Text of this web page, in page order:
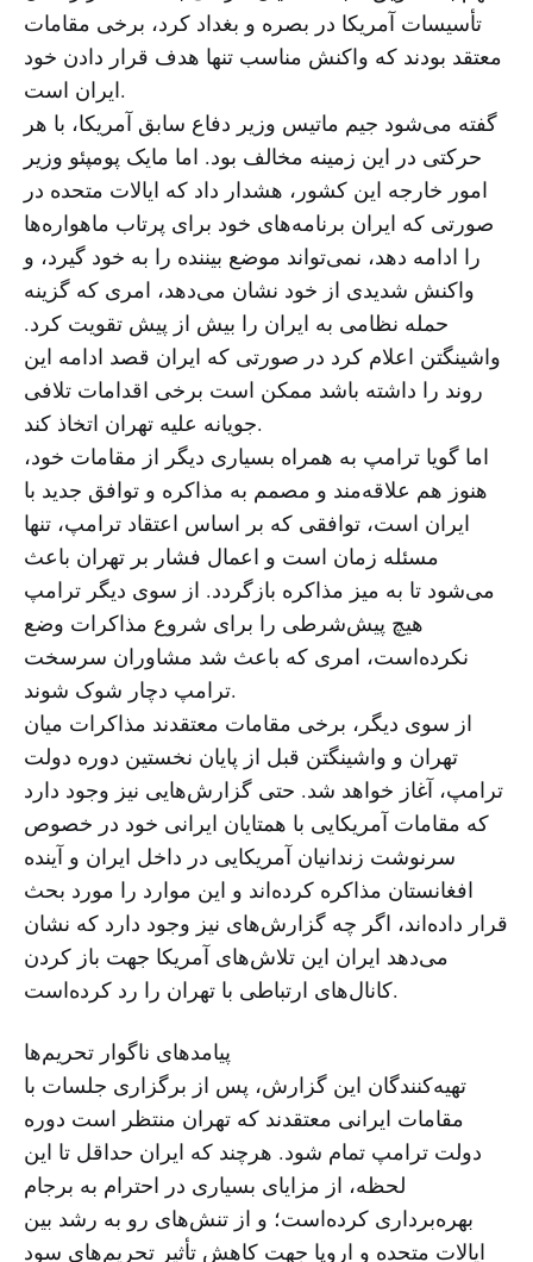
تأسیسات آمریکا در بصره و بغداد کرد، برخی مقامات
معتقد بودند که واکنش مناسب تنها هدف قرار دادن خود
ایران است.
گفته می‌شود جیم ماتیس وزیر دفاع سابق آمریکا، با هر
حرکتی در این زمینه مخالف بود. اما مایک پومپئو وزیر
امور خارجه این کشور، هشدار داد که ایالات متحده در
صورتی که ایران برنامه‌های خود برای پرتاب ماهواره‌ها
را ادامه دهد، نمی‌تواند موضع بیننده را به خود گیرد، و
واکنش شدیدی از خود نشان می‌دهد، امری که گزینه
حمله نظامی به ایران را بیش از پیش تقویت کرد.
واشینگتن اعلام کرد در صورتی که ایران قصد ادامه این
روند را داشته باشد ممکن است برخی اقدامات تلافی
جویانه علیه تهران اتخاذ کند.
اما گویا ترامپ به همراه بسیاری دیگر از مقامات خود،
هنوز هم علاقه‌مند و مصمم به مذاکره و توافق جدید با
ایران است، توافقی که بر اساس اعتقاد ترامپ، تنها
مسئله زمان است و اعمال فشار بر تهران باعث
می‌شود تا به میز مذاکره بازگردد. از سوی دیگر ترامپ
هیچ پیش‌شرطی را برای شروع مذاکرات وضع
نکرده‌است، امری که باعث شد مشاوران سرسخت
ترامپ دچار شوک شوند.
از سوی دیگر، برخی مقامات معتقدند مذاکرات میان
تهران و واشینگتن قبل از پایان نخستین دوره دولت
ترامپ، آغاز خواهد شد. حتی گزارش‌هایی نیز وجود دارد
که مقامات آمریکایی با همتایان ایرانی خود در خصوص
سرنوشت زندانیان آمریکایی در داخل ایران و آینده
افغانستان مذاکره کرده‌اند و این موارد را مورد بحث
قرار داده‌اند، اگر چه گزارش‌های نیز وجود دارد که نشان
می‌دهد ایران این تلاش‌های آمریکا جهت باز کردن
کانال‌های ارتباطی با تهران را رد کرده‌است.
پیامدهای ناگوار تحریم‌ها
تهیه‌کنندگان این گزارش، پس از برگزاری جلسات با
مقامات ایرانی معتقدند که تهران منتظر است دوره
دولت ترامپ تمام شود. هرچند که ایران حداقل تا این
لحظه، از مزایای بسیاری در احترام به برجام
بهره‌برداری کرده‌است؛ و از تنش‌های رو به رشد بین
ایالات متحده و اروپا جهت کاهش تأثیر تحریم‌های سود